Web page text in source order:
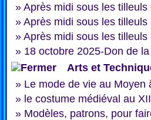
» Après midi sous les tilleuls
» Après midi sous les tilleuls
» Après midi sous les tilleuls
» 18 octobre 2025-Don de
Arts et
» Le mode de vie au Moyen
» le costume médiéval au
» Modèles, patrons, pour